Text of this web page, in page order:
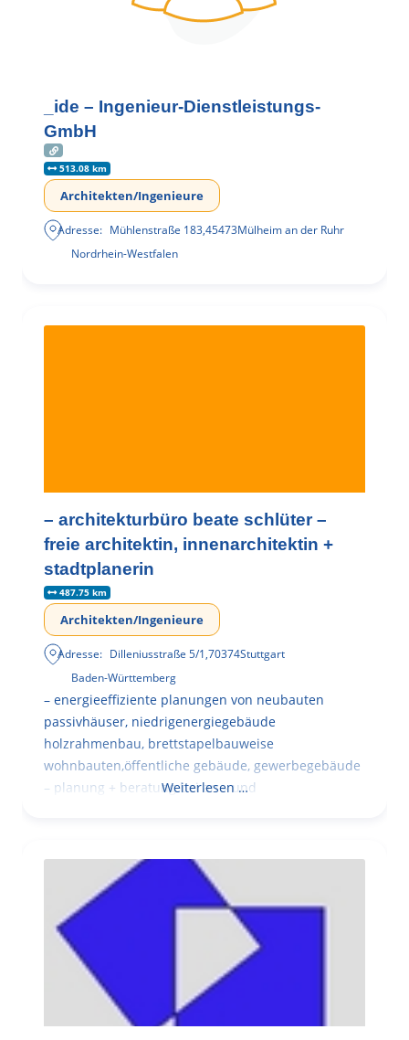
_ide – Ingenieur-Dienstleistungs-
GmbH
513.08 km
Architekten/Ingenieure
Adresse: Mühlenstraße 183,45473Mülheim an der Ruhr
Nordrhein-Westfalen
– architekturbüro beate schlüter –
freie architektin, innenarchitektin +
stadtplanerin
487.75 km
Architekten/Ingenieure
Adresse: Dilleniusstraße 5/1,70374Stuttgart
Baden-Württemberg
– energieeffiziente planungen von neubauten
passivhäuser, niedrigenergiegebäude
holzrahmenbau, brettstapelbauweise
wohnbauten,öffentliche gebäude, gewerbegebäude
– planung + beratung bei an – und
Weiterlesen …